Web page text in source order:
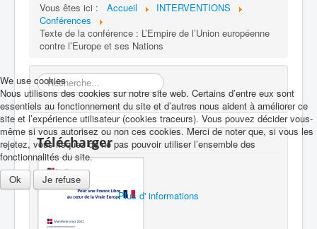
Vous êtes ici : Accueil
INTERVENTIONS
Conférences
Texte de la conférence : L’Empire de l’Union européenne
contre l’Europe et ses Nations
Rechercher
Télécharger
We use cookies
Nous utilisons des cookies sur notre site web. Certains d’entre eux sont
essentiels au fonctionnement du site et d’autres nous aident à améliorer ce
site et l’expérience utilisateur (cookies traceurs). Vous pouvez décider vous-
même si vous autorisez ou non ces cookies. Merci de noter que, si vous les
rejetez, vous risquez de ne pas pouvoir utiliser l’ensemble des
fonctionnalités du site.
Ok
Je refuse
Plus d' informations